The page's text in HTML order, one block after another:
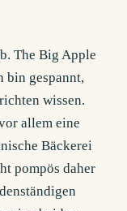
The Big Apple
bin gespannt,
wissen.
allem eine
Bäckerei
pompös daher